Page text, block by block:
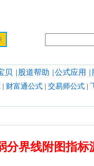
贝 | 股道帮助 |公式应用 |
| 财富通公式 | 交易师公式 |
分界线附图指标